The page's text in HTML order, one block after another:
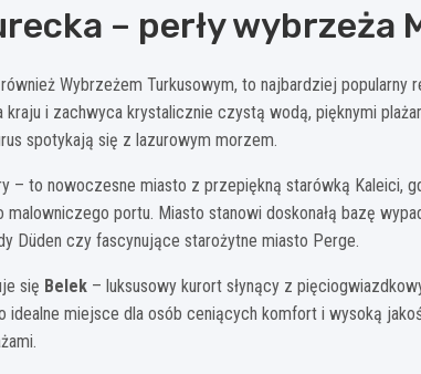
– perły wybrzeża
Wybrzeżem Turkusowym, to najbardziej
kraju i zachwyca krystalicznie czystą wodą, pięknymi
spotykają się z lazurowym morzem.
– to nowoczesne miasto z przepiękną starówką Kaleici,
malowniczego portu. Miasto stanowi doskonałą bazę
Düden czy fascynujące starożytne miasto Perge.
się Belek – luksusowy kurort słynący z
idealne miejsce dla osób ceniących komfort i wysoką